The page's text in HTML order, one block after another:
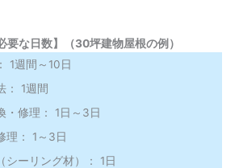
要な日数】（30坪建物屋根の例）
1週間～10日
： 1週間
・修理： 1日～3日
理： 1～3日
シーリング材）： 1日